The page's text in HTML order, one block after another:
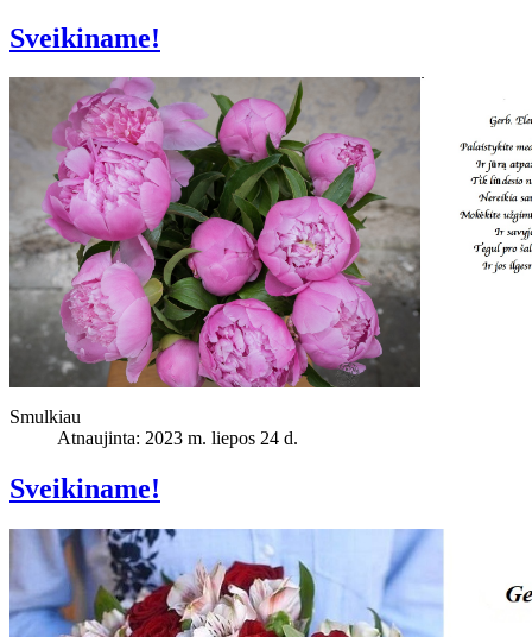
Sveikiname!
Smulkiau
Atnaujinta: 2023 m. liepos 24 d.
Sveikiname!